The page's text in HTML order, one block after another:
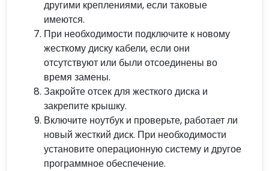
другими креплениями, если таковые
имеются.
При необходимости подключите к новому
жесткому диску кабели, если они
отсутствуют или были отсоединены во
время замены.
Закройте отсек для жесткого диска и
закрепите крышку.
Включите ноутбук и проверьте, работает ли
новый жесткий диск. При необходимости
установите операционную систему и другое
программное обеспечение.